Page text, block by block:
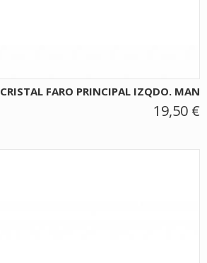
CRISTAL FARO PRINCIPAL IZQDO. MAN
19,50 €